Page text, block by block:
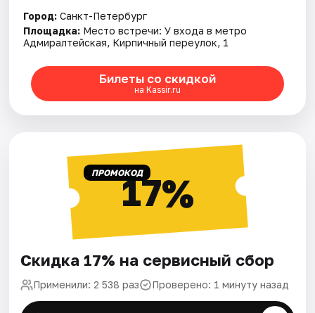
Город: Санкт-Петербург
Площадка: Место встречи: У входа в метро
Адмиралтейская, Кирпичный переулок, 1
Билеты со скидкой
на Kassir.ru
ПРОМОКОД17%
Скидка 17% на сервисный сбор
Применили: 2 538 раз Проверено: 1 минуту назад